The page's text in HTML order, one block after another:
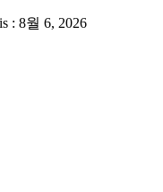
: 8월 6, 2026